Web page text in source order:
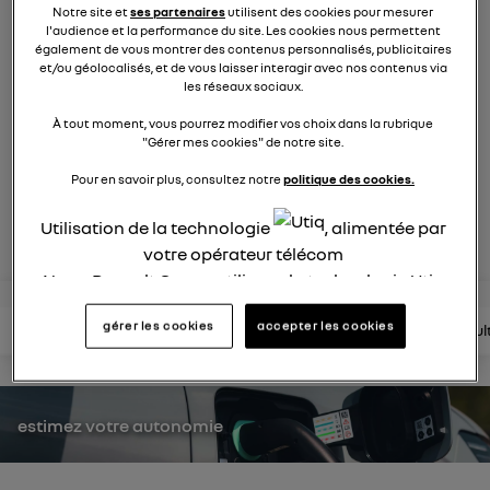
électriques RENAULT
2120membres
nouvelle ère 100% électrique
rejoignez
lire les questions lire les articles consultez la brochure
estimez votre autonomie
Notre site etses partenairesutilisent des cookies pour mesurer
l'audience et la performance du site. Les cookies nous permettent
également de vous montrer des contenus personnalisés, publicitaires
et/ou géolocalisés, et de vous laisser interagir avec nos contenus via
les réseaux sociaux.
À tout moment, vous pourrez modifier vos choix dans la rubrique
"Gérer mes cookies" de notre site.
Pour en savoir plus, consultez notrepolitique des cookies.
Utilisation de la technologie
, alimentée par
votre opérateur télécom
Nous, Renault Group, utilisons la technologie Utiq
pour nos activités digitales (telles que décrites
dans cette notice de consentement) et liées à
utilisez une connexion internet fournie parun
opérateur télécom participantet que vous
consentez sur chaque site).
La technologie Utiq a été conçue pour la
gérer les cookies accepter les cookies